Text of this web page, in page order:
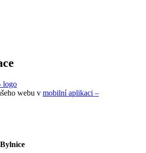
webu v mobilní aplikaci –